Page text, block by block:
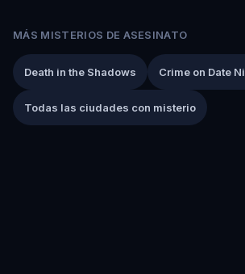
MÁS MISTERIOS DE ASESINATO
Death in the Shadows Crime on Date
Todas las ciudades con misterio